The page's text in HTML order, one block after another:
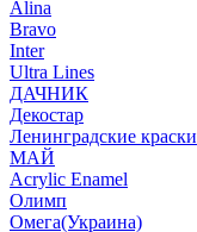
Alina
Bravo
Inter
Ultra Lines
ДАЧНИК
Декостар
Ленинградские краски
МАЙ
Acrylic Enamel
Олимп
Омега(Украина)